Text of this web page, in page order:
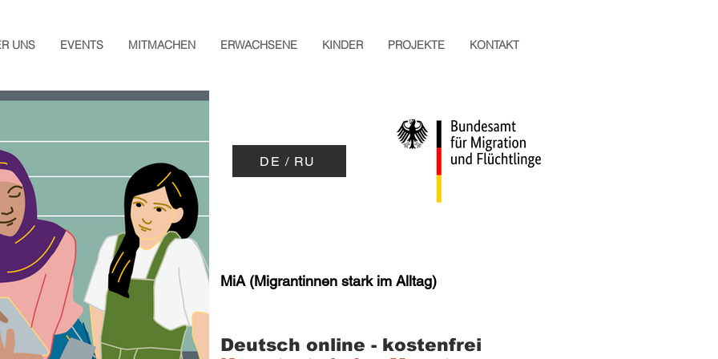
UNS EVENTS MITMACHEN ERWACHSENE KINDER PROJEKTE KONTAKT
DE / RU
MiA (Migrantinnen stark im Alltag)
Deutsch online - kostenfrei